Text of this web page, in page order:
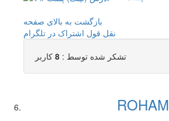
بازگشت به بالای صفحه
نقل قول اشتراک در تلگرام
تشکر شده توسط : 8 کاربر
ROHAM